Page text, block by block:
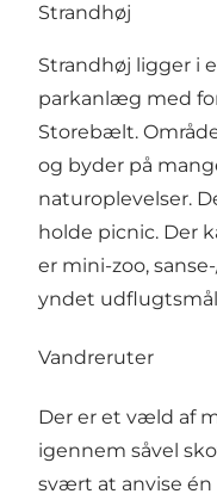
Strandhøj
Strandhøj ligger i
parkanlæg med
Storebælt.
og byder på
naturoplevelser.
holde picnic. Der
er mini-zoo,
yndet
Vandreruter
Der er et væld af
igennem såvel
svært at anvise